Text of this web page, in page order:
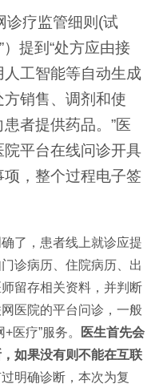
诊疗监管细则(试
提到“处方应由接
工智能等自动生成
销售、调剂和使
者提供药品。”医
平台在线问诊开具
，整个过程电子签
了，患者线上就诊应提
诊病历、住院病历、出
留存相关资料，并判断
医院的平台问诊，一般
医疗”服务。
医生首先会
如果没有则不能在互联
明确诊断，本次为复